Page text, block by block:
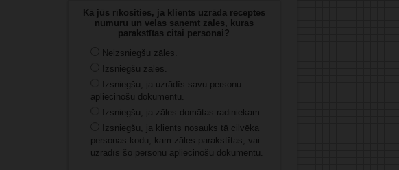
Kā jūs rīkosities, ja klients uzrāda receptes
numuru un vēlas saņemt zāles, kuras
parakstītas citai personai?
Neizsniegšu zāles.
Izsniegšu zāles.
Izsniegšu, ja uzrādīs savu personu
apliecinošu dokumentu.
Izsniegšu, ja zāles domātas radiniekam.
Izsniegšu, ja klients nosauks tā cilvēka
personas kodu, kam zāles parakstītas, vai
uzrādīs šo personu apliecinošu dokumentu.